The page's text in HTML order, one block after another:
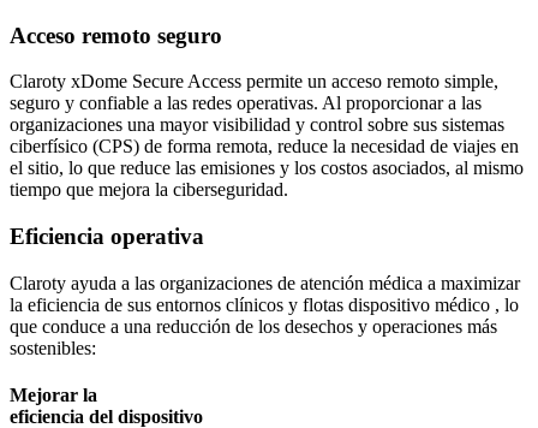
Acceso remoto seguro
Claroty xDome Secure Access permite un acceso remoto simple,
seguro y confiable a las redes operativas. Al proporcionar a las
organizaciones una mayor visibilidad y control sobre sus sistemas
ciberfísico (CPS) de forma remota, reduce la necesidad de viajes en
el sitio, lo que reduce las emisiones y los costos asociados, al mismo
tiempo que mejora la ciberseguridad.
Eficiencia operativa
Claroty ayuda a las organizaciones de atención médica a maximizar
la eficiencia de sus entornos clínicos y flotas dispositivo médico , lo
que conduce a una reducción de los desechos y operaciones más
sostenibles:
Mejorar la
eficiencia del dispositivo